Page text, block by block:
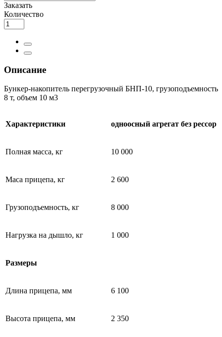
Заказать
Количество
Описание
Бункер-накопитель перегрузочный БНП-10, грузоподъемность
8 т, объем 10 м3
Характеристики одноосный агрегат без рессор
Полная масса, кг 10 000
Маса прицепа, кг 2 600
Грузоподъемность, кг 8 000
Нагрузка на дышло, кг 1 000
Размеры
Длина прицепа, мм 6 100
Высота прицепа, мм 2 350